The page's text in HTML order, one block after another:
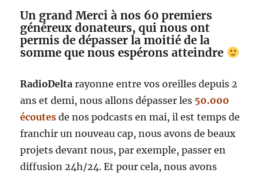
Un grand Merci à nos 60 premiers
généreux donateurs, qui nous ont
permis de dépasser la moitié de la
somme que nous espérons atteindre
RadioDelta rayonne entre vos oreilles depuis 2
ans et demi, nous allons dépasser les 50.000
écoutes de nos podcasts en mai, il est temps de
franchir un nouveau cap, nous avons de beaux
projets devant nous, par exemple, passer en
diffusion 24h/24. Et pour cela, nous avons